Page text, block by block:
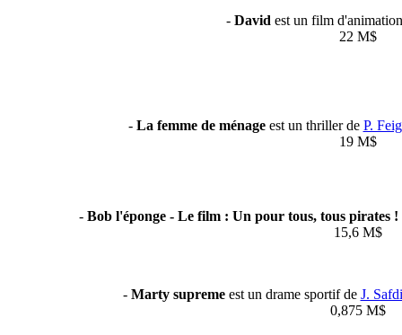
- David est un film
22 M$
- La femme de ménage est un thriller de P. Feig
19 M$
- Bob l'éponge - Le film : Un pour tous, tous pirates !
15,6 M$
- Marty supreme est un drame sportif de J.
0,875 M$